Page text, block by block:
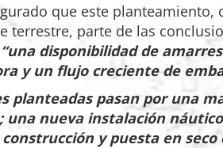
que este
terrestre, parte de las
“una disponibilidad de
y un flujo creciente de
planteadas pasan por una
nueva instalación
y puesta en seco